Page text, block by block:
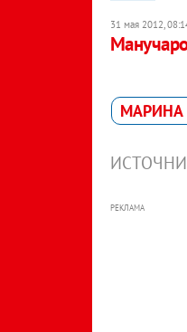
31 мая 2012,
МАРИНА
РЕКЛАМА